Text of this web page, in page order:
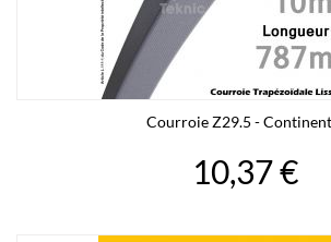
Courroie Z29.5 -
10,37 €